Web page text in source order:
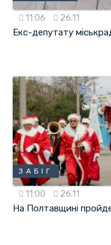
11:06 26.11
Екс-депутату
ЗАБІГ
11:00 26.11
На Полтавщині